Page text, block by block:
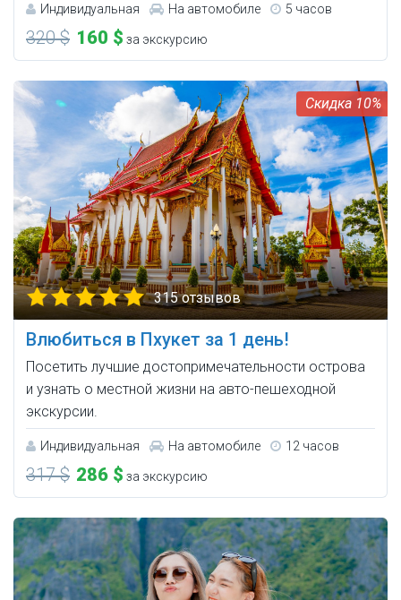
Индивидуальная На автомобиле 5 часов
320 $ 160 $ за экскурсию
10%
315 отзывов
Влюбиться в Пхукет за 1 день!
Посетить лучшие достопримечательности острова
и узнать о местной жизни на авто-пешеходной
экскурсии.
Индивидуальная На автомобиле 12 часов
317 $ 286 $ за экскурсию